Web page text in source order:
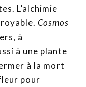
L’alchimie
Cosmos
à
à une plante
à la mort
pour